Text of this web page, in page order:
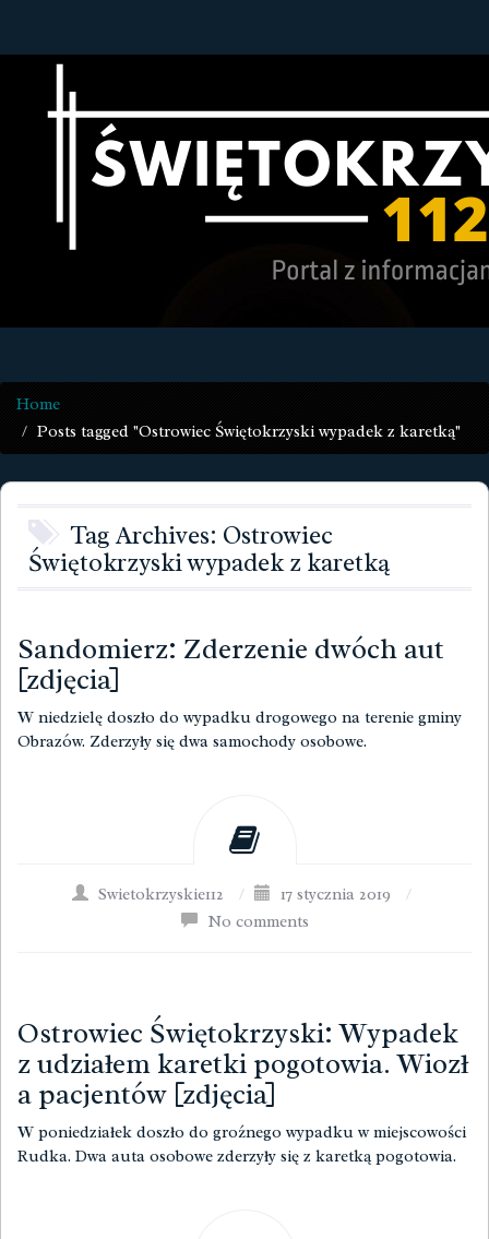
Home
Posts tagged "Ostrowiec Świętokrzyski wypadek z karetką"
Tag Archives: Ostrowiec
Świętokrzyski wypadek z karetką
Sandomierz: Zderzenie dwóch aut
[zdjęcia]
W niedzielę doszło do wypadku drogowego na terenie gminy
Obrazów. Zderzyły się dwa samochody osobowe.
Swietokrzyskie112 / 17 stycznia 2019
/
No comments
Ostrowiec Świętokrzyski: Wypadek
z udziałem karetki pogotowia. Wiozł
a pacjentów [zdjęcia]
W poniedziałek doszło do groźnego wypadku w miejscowości
Rudka. Dwa auta osobowe zderzyły się z karetką pogotowia.